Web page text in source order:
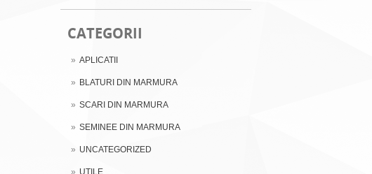
CATEGORII
APLICATII
BLATURI DIN MARMURA
SCARI DIN MARMURA
SEMINEE DIN MARMURA
UNCATEGORIZED
UTILE